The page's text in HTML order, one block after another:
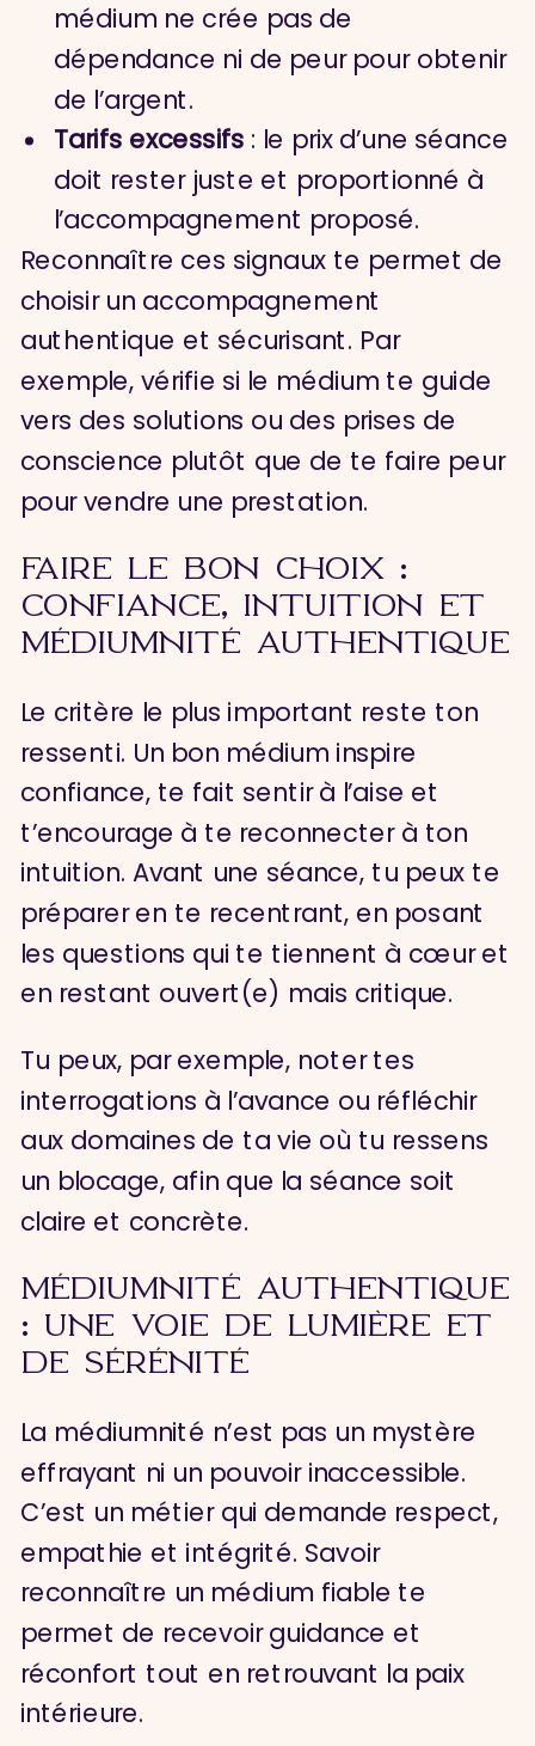
médium ne crée pas de
dépendance ni de peur pour obtenir
de l’argent.
Tarifs excessifs : le prix d’une séance
doit rester juste et proportionné à
l’accompagnement proposé.
Reconnaître ces signaux te permet de
choisir un accompagnement
authentique et sécurisant. Par
exemple, vérifie si le médium te guide
vers des solutions ou des prises de
conscience plutôt que de te faire peur
pour vendre une prestation.
FAIRE LE BON CHOIX :
CONFIANCE, INTUITION ET
MÉDIUMNITÉ AUTHENTIQUE
Le critère le plus important reste ton
ressenti. Un bon médium inspire
confiance, te fait sentir à l’aise et
t’encourage à te reconnecter à ton
intuition. Avant une séance, tu peux te
préparer en te recentrant, en posant
les questions qui te tiennent à cœur et
en restant ouvert(e) mais critique.
Tu peux, par exemple, noter tes
interrogations à l’avance ou réfléchir
aux domaines de ta vie où tu ressens
un blocage, afin que la séance soit
claire et concrète.
MÉDIUMNITÉ AUTHENTIQUE
: UNE VOIE DE LUMIÈRE ET
DE SÉRÉNITÉ
La médiumnité n’est pas un mystère
effrayant ni un pouvoir inaccessible.
C’est un métier qui demande respect,
empathie et intégrité. Savoir
reconnaître un médium fiable te
permet de recevoir guidance et
réconfort tout en retrouvant la paix
intérieure.